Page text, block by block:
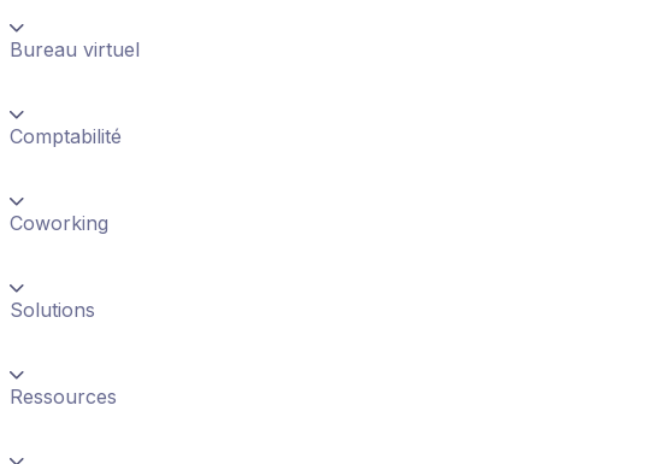
Bureau virtuel
Comptabilité
Coworking
Solutions
Ressources